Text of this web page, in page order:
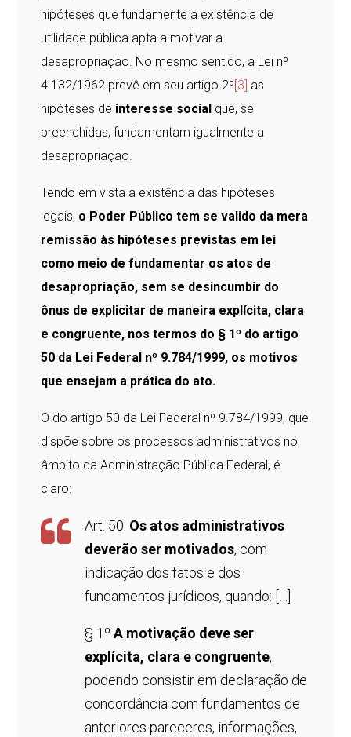
hipóteses que fundamente a existência de
utilidade pública apta a motivar a
desapropriação. No mesmo sentido, a Lei nº
4.132/1962 prevê em seu artigo 2º [3] as
hipóteses de interesse social que, se
preenchidas, fundamentam igualmente a
desapropriação.
Tendo em vista a existência das hipóteses
legais, o Poder Público tem se valido da mera
remissão às hipóteses previstas em lei
como meio de fundamentar os atos de
desapropriação, sem se desincumbir do
ônus de explicitar de maneira explícita, clara
e congruente, nos termos do § 1º do artigo
50 da Lei Federal nº 9.784/1999, os motivos
que ensejam a prática do ato.
O do artigo 50 da Lei Federal nº 9.784/1999, que
dispõe sobre os processos administrativos no
âmbito da Administração Pública Federal, é
claro:
Art. 50. Os atos administrativos
deverão ser motivados, com
indicação dos fatos e dos
fundamentos jurídicos, quando: […]
§ 1ºA motivação deve ser
explícita, clara e congruente,
podendo consistir em declaração de
concordância com fundamentos de
anteriores pareceres, informações,